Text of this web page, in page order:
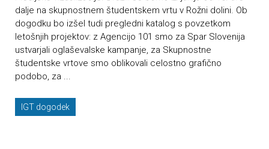
dalje na skupnostnem študentskem vrtu v Rožni dolini. Ob
dogodku bo izšel tudi pregledni katalog s povzetkom
letošnjih projektov: z Agencijo 101 smo za Spar Slovenija
ustvarjali oglaševalske kampanje, za Skupnostne
študentske vrtove smo oblikovali celostno grafično
podobo, za ...
IGT dogodek